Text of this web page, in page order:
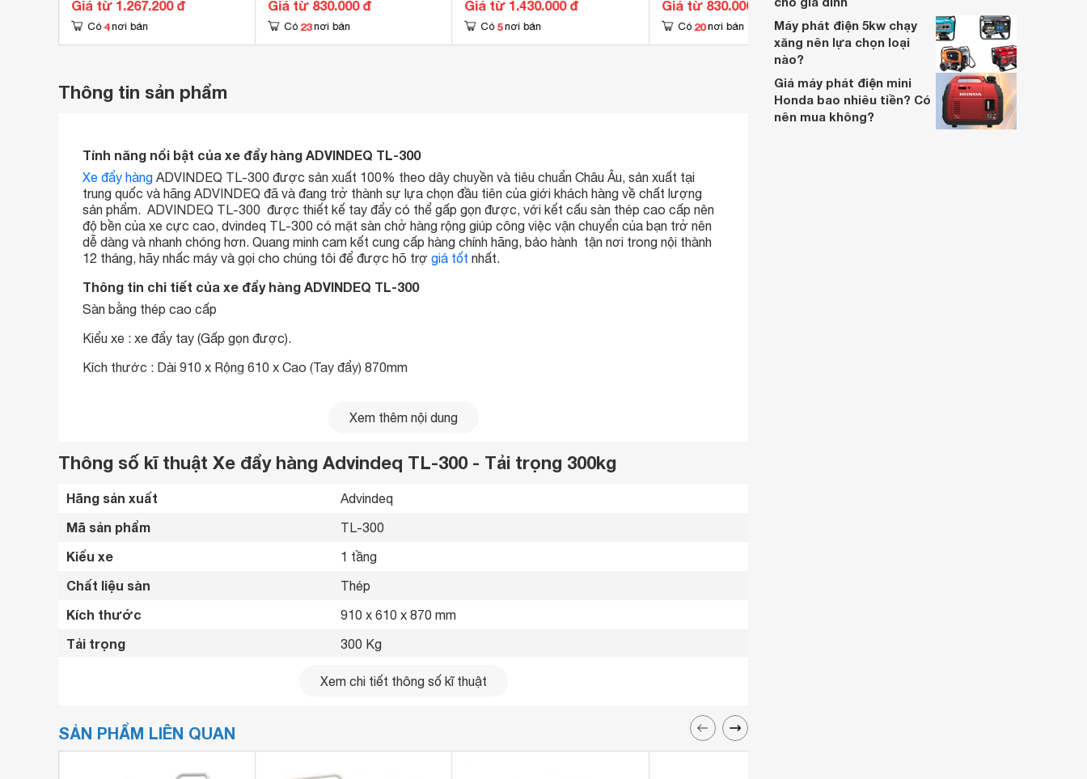
Giá từ 1.267.200 đ
Có 4 nơi bán
Giá từ 830.000 đ
Có 23 nơi bán
Giá từ 1.430.000 đ
Có 5 nơi bán
Giá từ 830.000 đ
Có 20 nơi bán Có 23 nơi bán
Thông tin sản phẩm
Tính năng nổi bật của xe đẩy hàng ADVINDEQ TL-300
Xe đẩy hàng ADVINDEQ TL-300 được sản xuất 100% theo dây chuyền và tiêu chuẩn Châu Âu, sản xuất tại
trung quốc và hãng ADVINDEQ đã và đang trở thành sự lựa chọn đầu tiên của giới khách hàng về chất lượng
sản phẩm. ADVINDEQ TL-300 được thiết kế tay đẩy có thể gấp gọn được, với kết cấu sàn thép cao cấp nên
độ bền của xe cực cao, dvindeq TL-300 có mặt sàn chở hàng rộng giúp công việc vận chuyển của bạn trở nên
dễ dàng và nhanh chóng hơn. Quang minh cam kết cung cấp hàng chính hãng, bảo hành tận nơi trong nội thành
12 tháng, hãy nhấc máy và gọi cho chúng tôi để được hõ trợ giá tốt nhất.
Thông tin chi tiết của xe đẩy hàng ADVINDEQ TL-300
Sàn bằng thép cao cấp
Kiểu xe : xe đẩy tay (Gấp gọn được).
Kích thước : Dài 910 x Rộng 610 x Cao (Tay đẩy) 870mm
Sàn xe dày 1 mm (độ dày gấp 2 lần với các model cùng loại trên thị trường)
Phần khớp nối và bánh xe dày được thiết kế chắc chắn
Xem thêm nội dung
Thông số kĩ thuật Xe đẩy hàng Advindeq TL-300 - Tải trọng 300kg
Hãng sản xuất Advindeq
Mã sản phẩm TL-300
Kiểu xe 1 tầng
Chất liệu sàn Thép
Kích thước 910 x 610 x 870 mm
Tải trọng 300 Kg
13 cm
Trọng lượng
Xem chi tiết thông số kĩ thuật
SẢN PHẨM LIÊN QUAN
Máy phát điện 5kw chạy
xăng nên lựa chọn loại
nào?
Giá máy phát điện mini
Honda bao nhiêu tiền? Có
nên mua không?